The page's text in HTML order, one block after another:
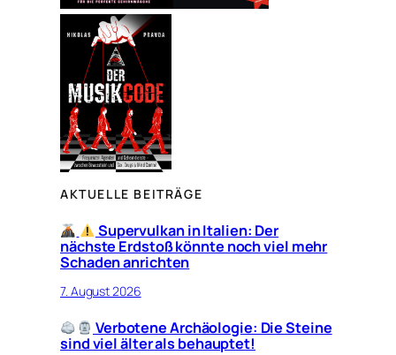
AKTUELLE BEITRÄGE
Supervulkan in Italien: Der
nächste Erdstoß könnte noch viel mehr
Schaden anrichten
7. August 2026
Verbotene Archäologie: Die Steine
sind viel älter als behauptet!